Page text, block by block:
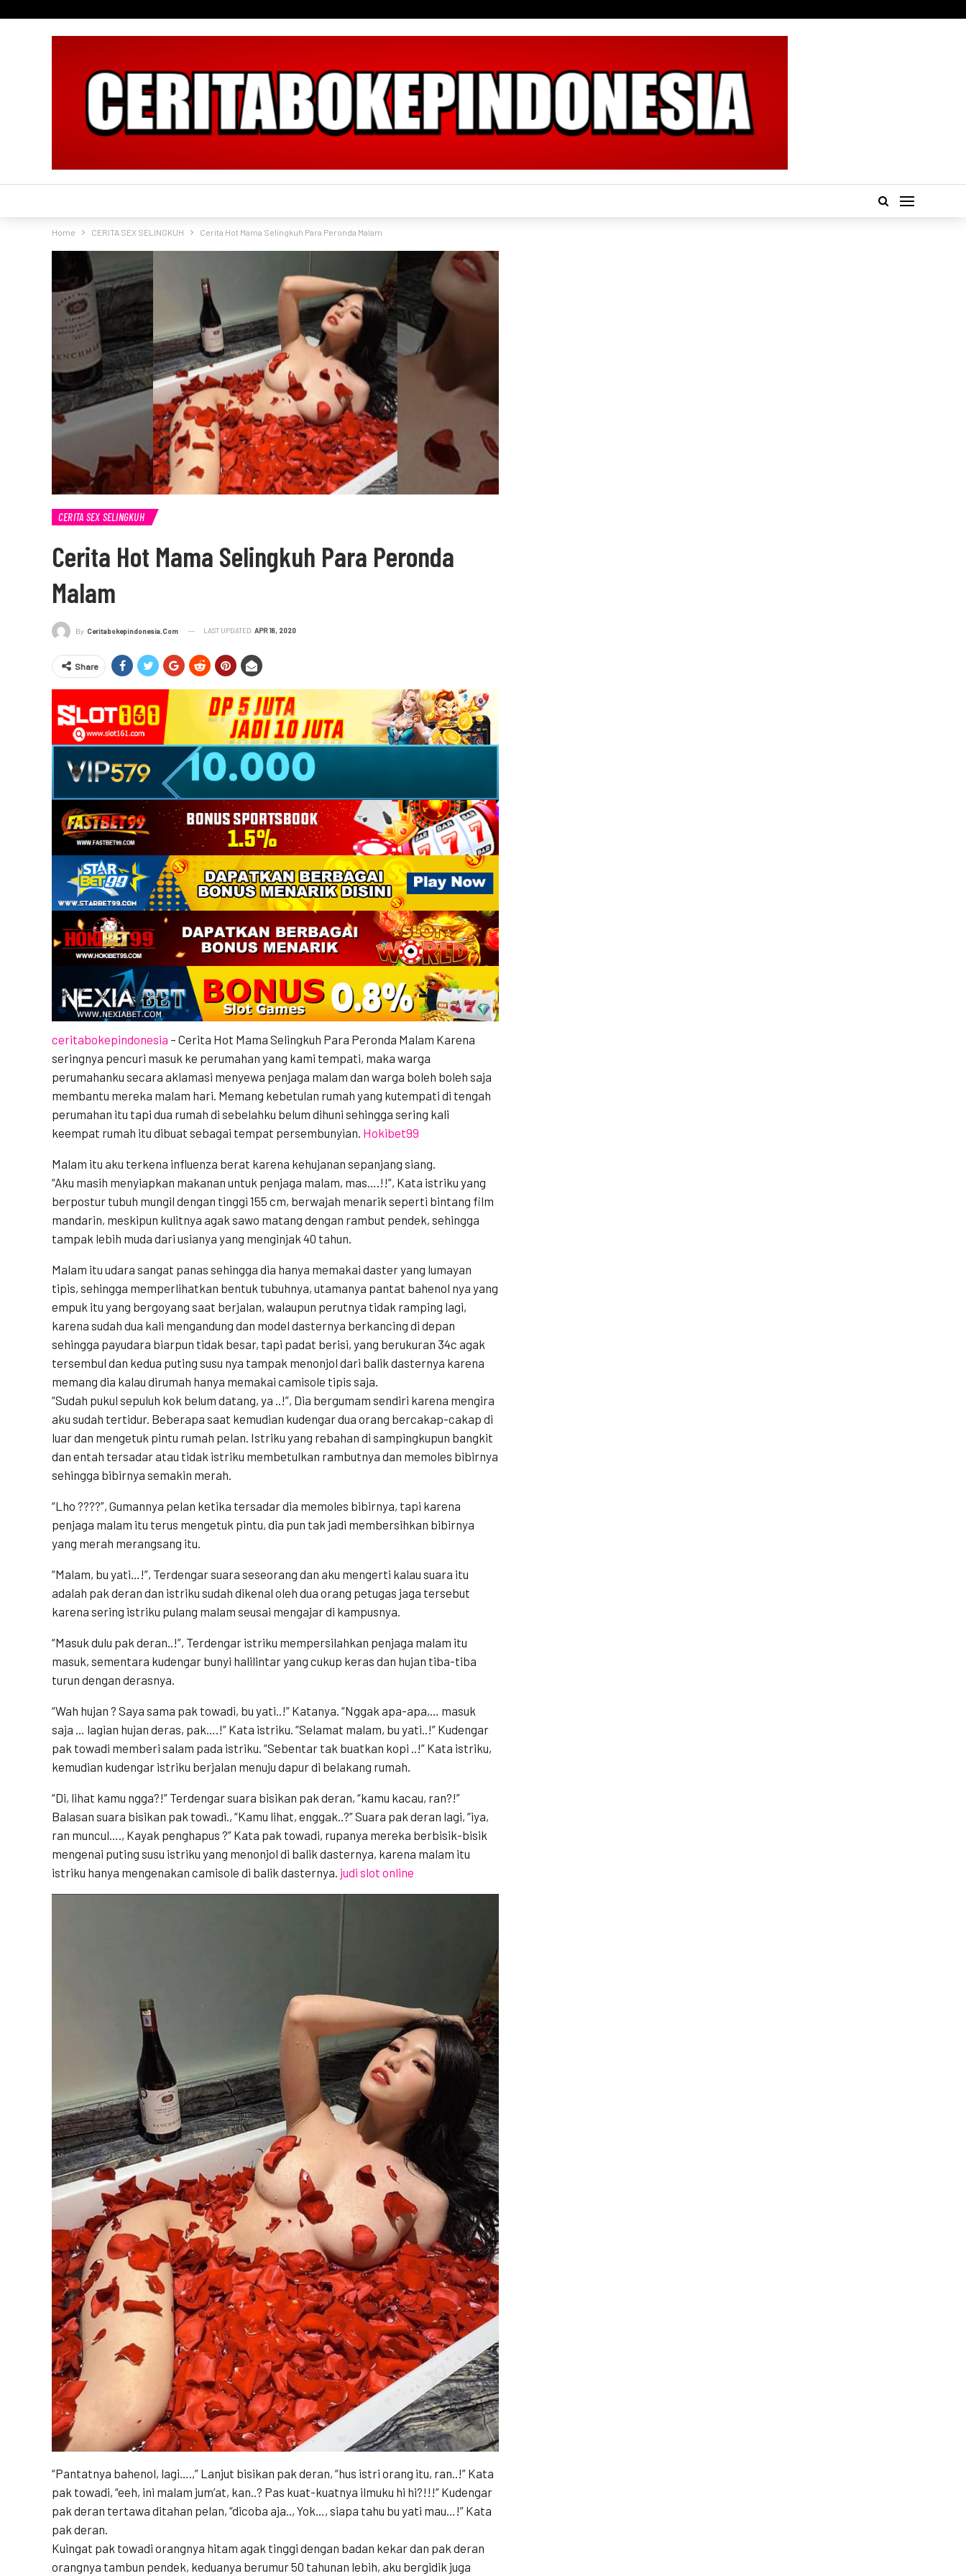
Home CERITA SEX SELINGKUH Cerita Hot Mama Selingkuh Para Peronda Malam
CERITA SEX SELINGKUH
Cerita Hot Mama Selingkuh Para Peronda
Malam
By Ceritabokepindonesia.com LAST UPDATED APR 18, 2020
Share
ceritabokepindonesia – Cerita Hot Mama Selingkuh Para Peronda Malam Karena
seringnya pencuri masuk ke perumahan yang kami tempati, maka warga
perumahanku secara aklamasi menyewa penjaga malam dan warga boleh boleh saja
membantu mereka malam hari. Memang kebetulan rumah yang kutempati di tengah
perumahan itu tapi dua rumah di sebelahku belum dihuni sehingga sering kali
keempat rumah itu dibuat sebagai tempat persembunyian. Hokibet99
Malam itu aku terkena influenza berat karena kehujanan sepanjang siang.
“Aku masih menyiapkan makanan untuk penjaga malam, mas….!!”, Kata istriku yang
berpostur tubuh mungil dengan tinggi 155 cm, berwajah menarik seperti bintang film
mandarin, meskipun kulitnya agak sawo matang dengan rambut pendek, sehingga
tampak lebih muda dari usianya yang menginjak 40 tahun.
Malam itu udara sangat panas sehingga dia hanya memakai daster yang lumayan
tipis, sehingga memperlihatkan bentuk tubuhnya, utamanya pantat bahenol nya yang
empuk itu yang bergoyang saat berjalan, walaupun perutnya tidak ramping lagi,
karena sudah dua kali mengandung dan model dasternya berkancing di depan
sehingga payudara biarpun tidak besar, tapi padat berisi, yang berukuran 34c agak
tersembul dan kedua puting susu nya tampak menonjol dari balik dasternya karena
memang dia kalau dirumah hanya memakai camisole tipis saja.
“Sudah pukul sepuluh kok belum datang, ya ..!”, Dia bergumam sendiri karena mengira
aku sudah tertidur. Beberapa saat kemudian kudengar dua orang bercakap-cakap di
luar dan mengetuk pintu rumah pelan. Istriku yang rebahan di sampingkupun bangkit
dan entah tersadar atau tidak istriku membetulkan rambutnya dan memoles bibirnya
sehingga bibirnya semakin merah.
“Lho ????”, Gumannya pelan ketika tersadar dia memoles bibirnya, tapi karena
penjaga malam itu terus mengetuk pintu, dia pun tak jadi membersihkan bibirnya
yang merah merangsang itu.
“Malam, bu yati…!”, Terdengar suara seseorang dan aku mengerti kalau suara itu
adalah pak deran dan istriku sudah dikenal oleh dua orang petugas jaga tersebut
karena sering istriku pulang malam seusai mengajar di kampusnya.
“Masuk dulu pak deran..!”, Terdengar istriku mempersilahkan penjaga malam itu
masuk, sementara kudengar bunyi halilintar yang cukup keras dan hujan tiba-tiba
turun dengan derasnya.
“Wah hujan ? Saya sama pak towadi, bu yati..!” Katanya. “Nggak apa-apa,… masuk
saja … lagian hujan deras, pak….!” Kata istriku. “Selamat malam, bu yati..!” Kudengar
pak towadi memberi salam pada istriku. “Sebentar tak buatkan kopi ..!” Kata istriku,
kemudian kudengar istriku berjalan menuju dapur di belakang rumah.
“Di, lihat kamu ngga?!” Terdengar suara bisikan pak deran, “kamu kacau, ran?!”
Balasan suara bisikan pak towadi., “Kamu lihat, enggak..?” Suara pak deran lagi, “iya,
ran muncul…., Kayak penghapus ?” Kata pak towadi, rupanya mereka berbisik-bisik
mengenai puting susu istriku yang menonjol di balik dasternya, karena malam itu
istriku hanya mengenakan camisole di balik dasternya. judi slot online
“Pantatnya bahenol, lagi….,” Lanjut bisikan pak deran, “hus istri orang itu, ran..!” Kata
pak towadi, “eeh, ini malam jum’at, kan..? Pas kuat-kuatnya ilmuku hi hi?!!!” Kudengar
pak deran tertawa ditahan pelan, “dicoba aja.., Yok…, siapa tahu bu yati mau…!” Kata
pak deran.
Kuingat pak towadi orangnya hitam agak tinggi dengan badan kekar dan pak deran
orangnya tambun pendek, keduanya berumur 50 tahunan lebih, aku bergidik juga